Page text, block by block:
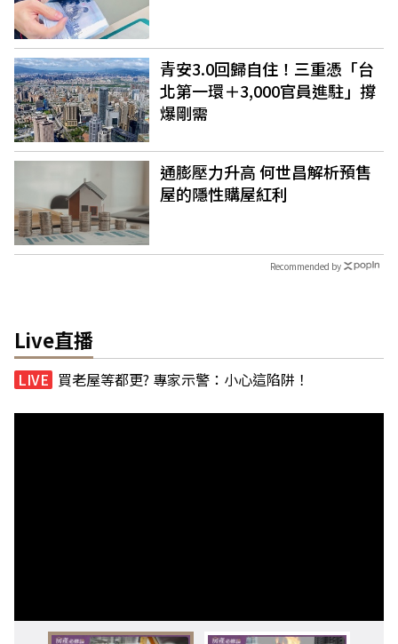
青安3.0回歸自住！三重憑「台
北第一環＋3,000官員進駐」撐
爆剛需
通膨壓力升高 何世昌解析預售
屋的隱性購屋紅利
Recommended by
Live直播
買老屋等都更? 專家示警：小心這陷阱！